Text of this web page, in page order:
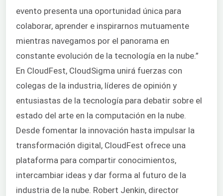
evento presenta una oportunidad única para
colaborar, aprender e inspirarnos mutuamente
mientras navegamos por el panorama en
constante evolución de la tecnología en la nube.”
En CloudFest, CloudSigma unirá fuerzas con
colegas de la industria, líderes de opinión y
entusiastas de la tecnología para debatir sobre el
estado del arte en la computación en la nube.
Desde fomentar la innovación hasta impulsar la
transformación digital, CloudFest ofrece una
plataforma para compartir conocimientos,
intercambiar ideas y dar forma al futuro de la
industria de la nube. Robert Jenkin, director